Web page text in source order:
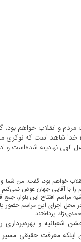
مردم و انقلاب خواهم
شاهد است که نوکری
نهادینه شده‌است و
خواهم بود، گفت: من شما
با آقایی جهان عوض
افتتاح اين بلوار، جمع
محل اجراي اين مراسم حضور
پرداختند.
و بهره‌برداری
معرفت حقیقی مسیر